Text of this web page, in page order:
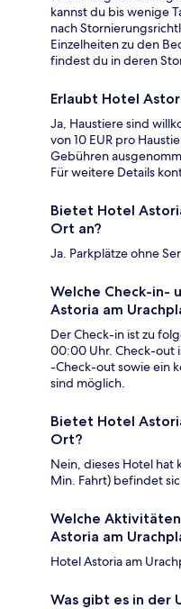
kannst du bis wenige
nach
Einzelheiten zu den
findest du in deren
Erlaubt Hotel
Ja, Haustiere sind
von 10 EUR pro
Gebühren
Für weitere Details
Bietet Hotel
Ort an?
Ja. Parkplätze ohne
Welche Check-in-
Astoria am
Der Check-in ist zu
00:00 Uhr. Check-out
-Check-out sowie ein
sind möglich.
Bietet Hotel
Ort?
Nein, dieses Hotel hat
Min. Fahrt) befindet
Welche
Astoria am
Hotel Astoria am
Was gibt es in der